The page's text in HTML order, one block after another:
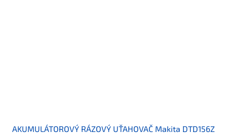
AKUMULÁTOROVÝ RÁZOVÝ UŤAHOVAČ Makita DTD156Z